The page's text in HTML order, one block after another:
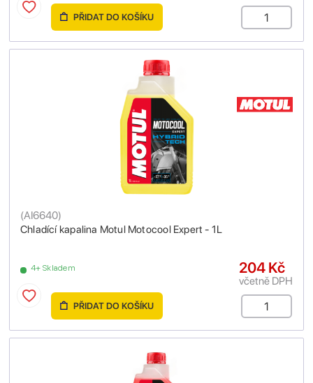
PŘIDAT DO KOŠÍKU
Chladící kapalina Motul Motocool Expert - 1L
(AI6640)
4+ Skladem 204 Kč
včetně DPH
PŘIDAT DO KOŠÍKU